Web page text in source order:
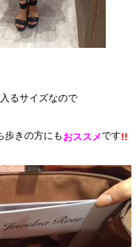
るサイズなので
歩きの方にもおススメです!!